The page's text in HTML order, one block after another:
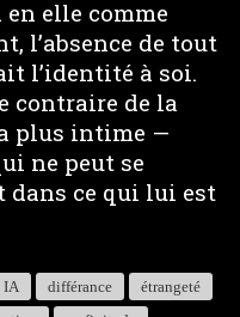
elle comme
l’absence de tout
l’identité à soi.
contraire de la
plus intime —
ne peut se
dans ce qui lui est
IA différance
étrangeté